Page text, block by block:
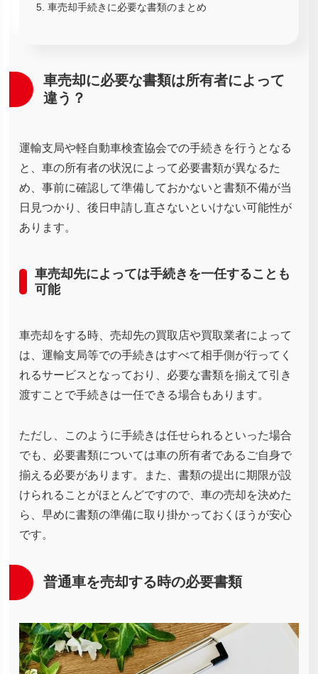
車売却手続きに必要な書類のまとめ
車売却に必要な書類は所有者によって
違う？
運輸支局や軽自動車検査協会での手続きを行うとなる
と、車の所有者の状況によって必要書類が異なるた
め、事前に確認して準備しておかないと書類不備が当
日見つかり、後日申請し直さないといけない可能性が
あります。
車売却先によっては手続きを一任することも
可能
車売却をする時、売却先の買取店や買取業者によって
は、運輸支局等での手続きはすべて相手側が行ってく
れるサービスとなっており、必要な書類を揃えて引き
渡すことで手続きは一任できる場合もあります。
ただし、このように手続きは任せられるといった場合
でも、必要書類については車の所有者であるご自身で
揃える必要があります。また、書類の提出に期限が設
けられることがほとんどですので、車の売却を決めた
ら、早めに書類の準備に取り掛かっておくほうが安心
です。
普通車を売却する時の必要書類